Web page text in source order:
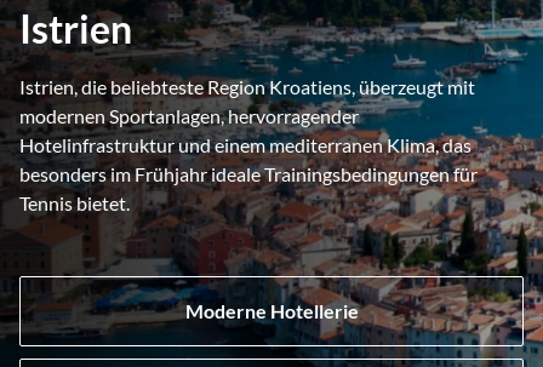
Istrien
Istrien, die beliebteste Region Kroatiens, überzeugt mit
modernen Sportanlagen, hervorragender
Hotelinfrastruktur und einem mediterranen Klima, das
besonders im Frühjahr ideale Trainingsbedingungen für
Tennis bietet.
Moderne Hotellerie